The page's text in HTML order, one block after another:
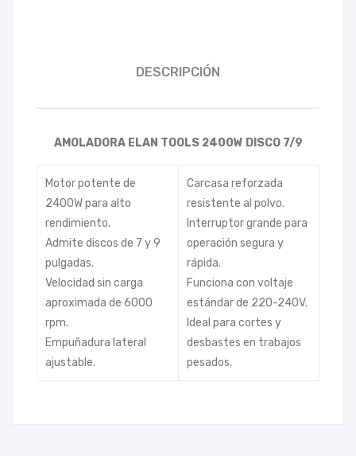
DESCRIPCIÓN
AMOLADORA ELAN TOOLS 2400W DISCO 7/9
Motor potente de
2400W para alto
rendimiento.
Admite discos de 7 y 9
pulgadas.
Velocidad sin carga
aproximada de 6000
rpm.
Empuñadura lateral
ajustable.
Carcasa reforzada
resistente al polvo.
Interruptor grande para
operación segura y
rápida.
Funciona con voltaje
estándar de 220-240V.
Ideal para cortes y
desbastes en trabajos
pesados.